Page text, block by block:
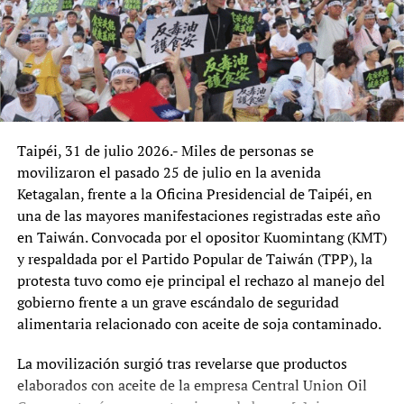
nación que comparte un destino común«, afirmó,
destacando la necesidad de una nueva Constitución y la
libertad del exmandatario.
El congresista Guillermo Bermejo de «Voces del Pueblo»
aliado del gobierno de Pedro Castillo
Solidaridad regional y raíces culturales
Sánchez invocó a Túpac Amaru, Micaela Bastidas y la
cosmovisión andina, celebrando la hermandad entre
Mientras tanto, la población venezolana sigue
enfrentando pobreza, inflación y deterioro de los
servicios públicos. En ese contexto, la verdadera prueba
de la transición no será el discurso oficial, sino la mejora
real en la vida de los ciudadanos.
Taipéi, 31 de julio 2026.- Miles de personas se
movilizaron el pasado 25 de julio en la avenida
Ketagalan, frente a la Oficina Presidencial de Taipéi, en
una de las mayores manifestaciones registradas este año
en Taiwán. Convocada por el opositor Kuomintang (KMT)
y respaldada por el Partido Popular de Taiwán (TPP), la
protesta tuvo como eje principal el rechazo al manejo del
gobierno frente a un grave escándalo de seguridad
alimentaria relacionado con aceite de soja contaminado.
La movilización surgió tras revelarse que productos
elaborados con aceite de la empresa Central Union Oil